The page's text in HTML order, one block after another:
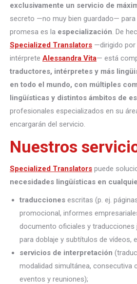
exclusivamente un servicio de
secreto —no muy bien guardado—
promesa es la especialización. De
Specialized Translators —dirigido
intérprete Alessandra Vita— está
traductores, intérpretes y más
en todo el mundo, con múltiples
lingüísticas y distintos ámbitos de
profesionales especializados en su
encargarán del servicio.
Nuestros
Specialized Translators puede
necesidades lingüísticas en
traducciones escritas (p. ej.
promocional, informes
documento oficiales y traducciones
para doblaje y subtítulos de vídeos,
servicios de interpretación
modalidad simultánea, consecutiva
eventos y reuniones);